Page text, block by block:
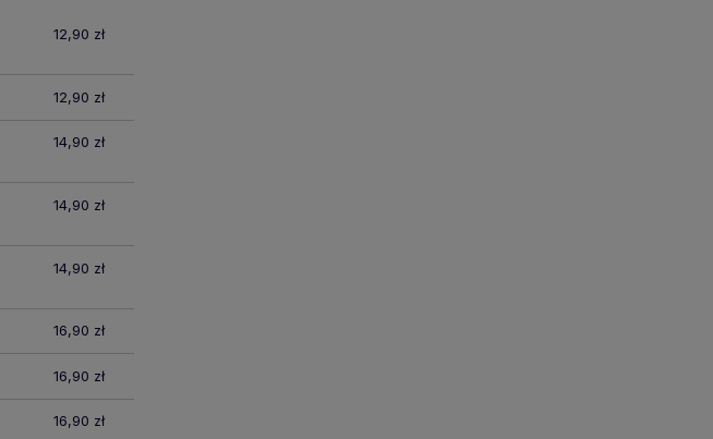
12,90 zł
12,90 zł
14,90 zł
14,90 zł
14,90 zł
16,90 zł
16,90 zł
16,90 zł